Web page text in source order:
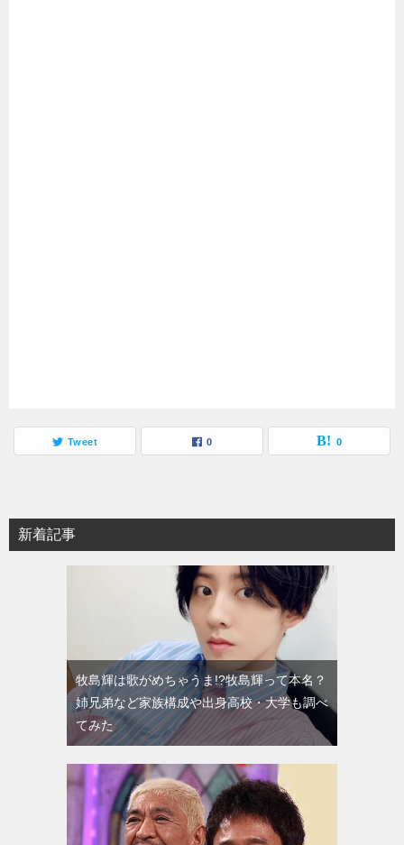
Tweet 0 0
新着記事
牧島輝は歌がめちゃうま!?牧島輝って本名？
姉兄弟など家族構成や出身高校・大学も調べ
てみた